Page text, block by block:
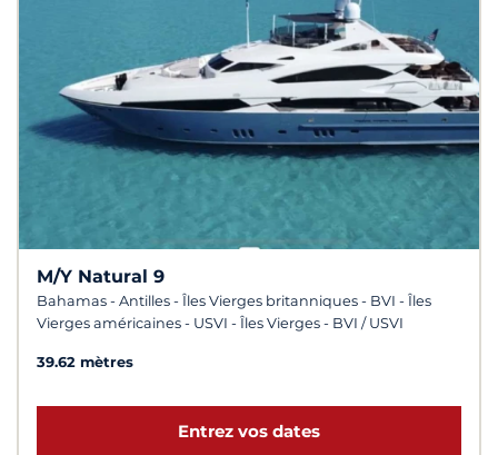
M/Y Natural 9
Bahamas - Antilles - Îles Vierges britanniques - BVI - Îles
Vierges américaines - USVI - Îles Vierges - BVI / USVI
39.62 mètres
Entrez vos dates